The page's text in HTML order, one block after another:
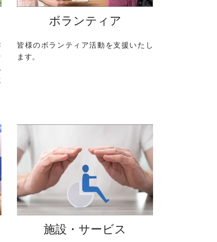
ボランティア
皆様のボランティア活動を支援いたし
ます。
施設・サービス